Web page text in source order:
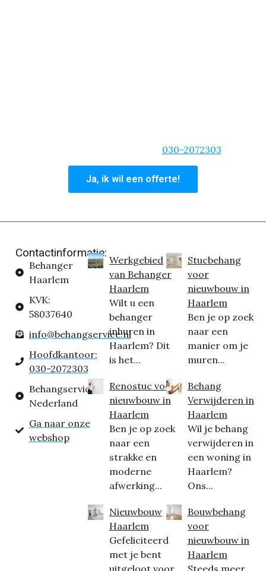
030-2072303
Ja, ik wil een offerte!
Contactinformatie:
Behanger
Haarlem
KVK:
58037640
info@behangservice.nl
Hoofdkantoor:
030-2072303
Behangservice
Nederland
Ga naar onze
webshop
Werkgebied
van Behanger
Haarlem
Wilt u een
behanger
inhuren in
Haarlem? Dit
is het...
Renostuc voor
nieuwbouw in
Haarlem
Ben je op zoek
naar een
strakke en
moderne
afwerking...
Nieuwbouw
Haarlem
Gefeliciteerd
met je bent
uitgeloot voor
Stucbehang
voor
nieuwbouw in
Haarlem
Ben je op zoek
naar een
manier om je
muren...
Behang
Verwijderen in
Haarlem
Wil je behang
verwijderen in
een woning in
Haarlem?
Ons...
Bouwbehang
voor
nieuwbouw in
Haarlem
Steeds meer